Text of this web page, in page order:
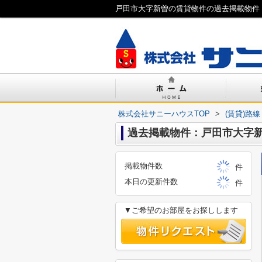
戸田市大字新曽の賃貸物件の過去掲載物
株式会社サニーハウスTOP > (賃貸)路
過去掲載物件：戸田市大字
掲載物件数
件
本日の更新件数
件
▼ご希望のお部屋をお探しします